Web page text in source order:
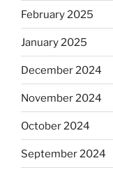
February 2025
January 2025
December 2024
November 2024
October 2024
September 2024